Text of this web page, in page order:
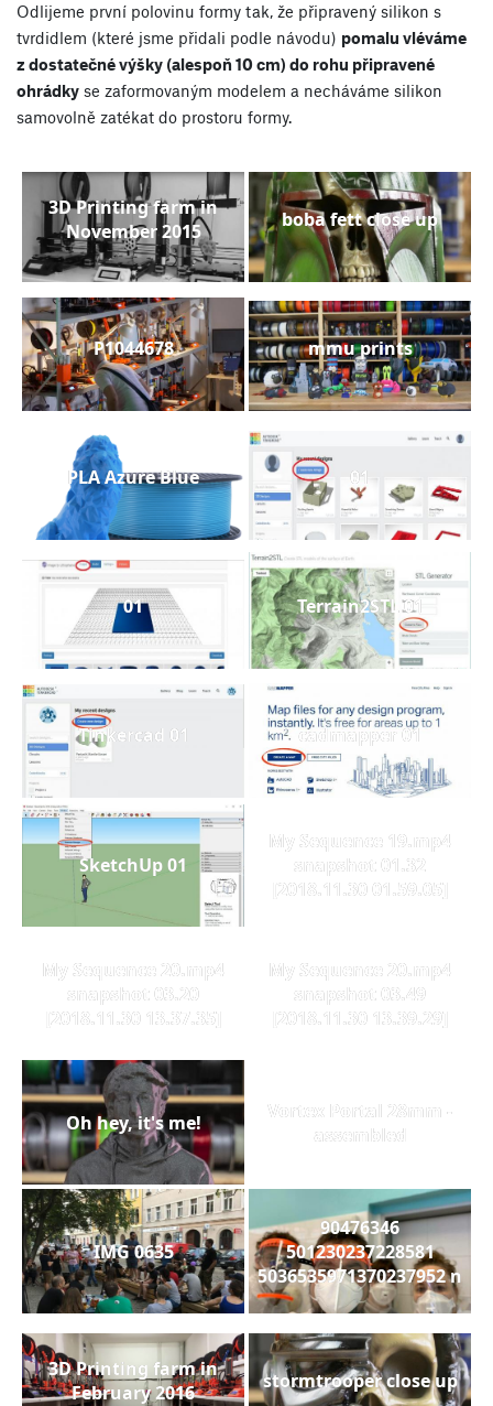
Odlijeme první polovinu formy tak, že připravený silikon s
tvrdidlem (které jsme přidali podle návodu) pomalu vléváme
z dostatečné výšky (alespoň 10 cm) do rohu připravené
ohrádky se zaformovaným modelem a necháváme silikon
samovolně zatékat do prostoru formy.
3D Printing farm in
November 2015
boba fett close up
P1044678 mmu prints
PLA Azure Blue 01
01 Terrain2STL 01
Tinkercad 01 cadmapper 01
SketchUp 01
My Sequence 19.mp4
snapshot 01.32
[2018.11.30 01.59.05]
My Sequence 20.mp4
snapshot 03.20
[2018.11.30 13.37.35]
My Sequence 20.mp4
snapshot 03.49
[2018.11.30 13.39.29]
Oh hey, it's me!
Vortex Portal 28mm -
assembled
IMG 0635
90476346
501230237228581
5036535971370237952 n
3D Printing farm in
February 2016
stormtrooper close up